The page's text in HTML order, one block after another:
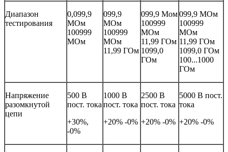
Диапазон
тестирования
0,099,9
МОм
100999
МОм
099,9
МОм
100999
МОм
11,99 ГОм
099,9 Мом
100999
МОм
11,99 ГОм
1099,0
ГОм
099,9 МОм
100999
МОм
11,99 ГОм
1099,0 ГОм
100...1000
ГОм
Напряжение
разомкнутой
цепи
500 В
пост. тока
+30%,
-0%
1000 В
пост. тока
+20% -0%
2500 В
пост. тока
+20% -0%
5000 В пост.
тока
+20% -0%